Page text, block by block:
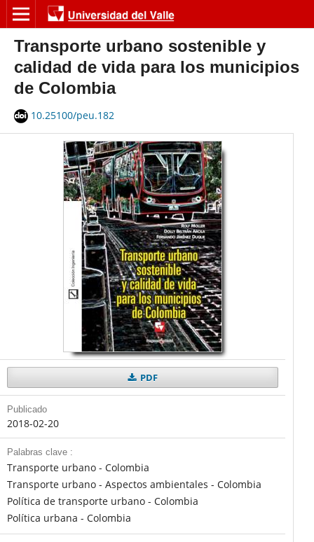
Transporte urbano sostenible y
calidad de vida para los municipios
de Colombia
10.25100/peu.182
PDF
Publicado
2018-02-20
Palabras clave :
Transporte urbano - Colombia
Transporte urbano - Aspectos ambientales - Colombia
Política de transporte urbano - Colombia
Política urbana - Colombia